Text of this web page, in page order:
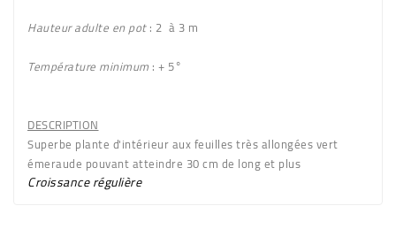
Hauteur adulte en pot: 2 à 3 m
Température minimum : + 5°
DESCRIPTION
Superbe plante d'intérieur auxfeuilles très allongéesvert
émeraude pouvant atteindre 30 cm de long et plus
Croissance régulière